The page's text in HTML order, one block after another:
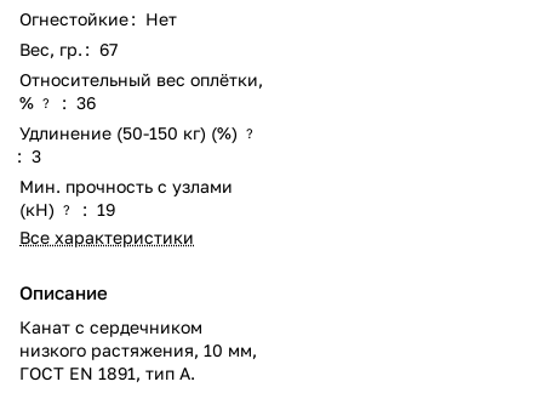
Огнестойкие: Нет
Вес, гр. : 67
Относительный вес оплётки,
% ? : 36
Удлинение (50-150 кг) (%)
?
: 3
Мин. прочность с узлами
(кН)
? : 19
Все характеристики
Описание
Канат с сердечником
низкого растяжения, 10 мм,
ГОСТ EN 1891, тип А.